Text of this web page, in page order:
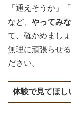
「通えそうか」
など、 やってみ
て、確かめましょ
無理に頑張らせ
ださい。
体験で見てほし